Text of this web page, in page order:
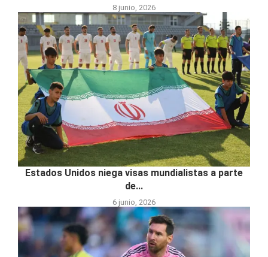
8 junio, 2026
Estados Unidos niega visas mundialistas a parte
de...
6 junio, 2026